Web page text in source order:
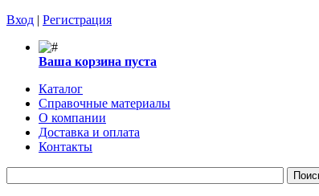
Вход | Регистрация
Ваша корзина пуста
Каталог
Справочные материалы
О компании
Доставка и оплата
Контакты